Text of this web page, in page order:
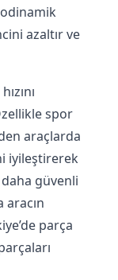
azaltır ve
spor
araçlarda
iyileştirerek
güvenli
aracın
parça